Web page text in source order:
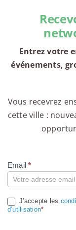
Entrez votre
événements,
Vous recevrez
cette ville :
Compte
Email*
J'accepte les
d’utilisation*